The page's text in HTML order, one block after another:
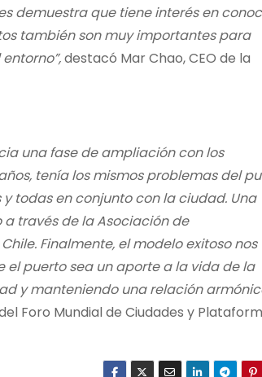
demuestra que tiene interés en
también son muy importantes para
destacó Mar Chao, CEO de la
una fase de ampliación con los
tenía los mismos problemas del
todas en conjunto con la ciudad. Una
través de la Asociación de
Finalmente, el modelo exitoso nos
puerto sea un aporte a la vida de la
y manteniendo una relación
Foro Mundial de Ciudades y